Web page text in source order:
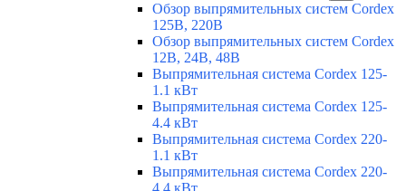
Обзор выпрямительных систем Cordex
125В, 220В
Обзор выпрямительных систем Cordex
12В, 24В, 48В
Выпрямительная система Cordex 125-
1.1 кВт
Выпрямительная система Cordex 125-
4.4 кВт
Выпрямительная система Cordex 220-
1.1 кВт
Выпрямительная система Cordex 220-